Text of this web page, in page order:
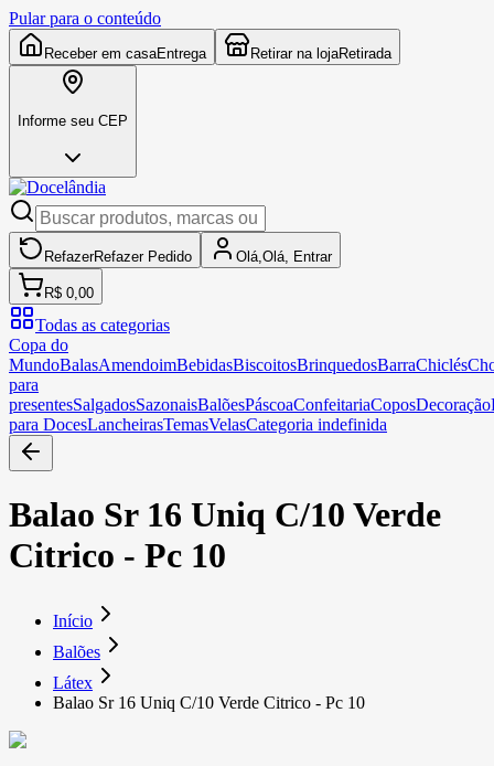
Pular para o conteúdo
Receber em casaEntrega Retirar na lojaRetirada
Informe seu CEP
RefazerRefazer Pedido Olá, Olá, Entrar
R$ 0,00
Todas as categorias
Copa do
MundoBalasAmendoimBebidasBiscoitosBrinquedosBarraChiclés
para
presentesSalgadosSazonaisBalõesPáscoaConfeitariaCoposDecoração
para DocesLancheirasTemasVelasCategoria indefinida
Balao Sr 16 Uniq C/10 Verde
Citrico - Pc 10
Início
Balões
Látex
Balao Sr 16 Uniq C/10 Verde Citrico - Pc 10